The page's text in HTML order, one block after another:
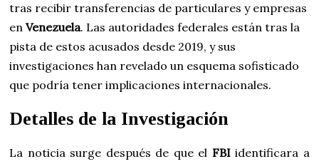
tras recibir transferencias de particulares y empresas
enVenezuela. Las autoridades federales están tras la
pista de estos acusados desde 2019, y sus
investigaciones han revelado un esquema sofisticado
que podría tener implicaciones internacionales.
Detalles de la Investigación
La noticia surge después de que el FBIidentificara a